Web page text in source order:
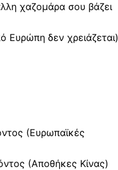
χαζομάρα σου βάζει
Ευρώπη δεν χρειάζεται)
(Ευρωπαϊκές
(Αποθήκες Κίνας)